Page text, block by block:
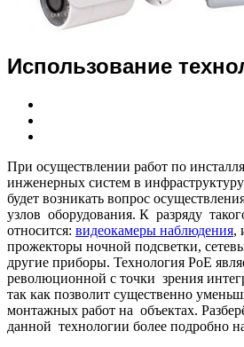
Использование
При осуществлении работ по
инженерных систем в инфраструктуру
будет возникать вопрос
узлов оборудования. К разряду
относится: видеокамеры наблюдения,
прожекторы ночной подсветки,
другие приборы. Технология PoE
революционной с точки зрения
так как позволит существенно
монтажных работ на объектах.
данной технологии более подробно